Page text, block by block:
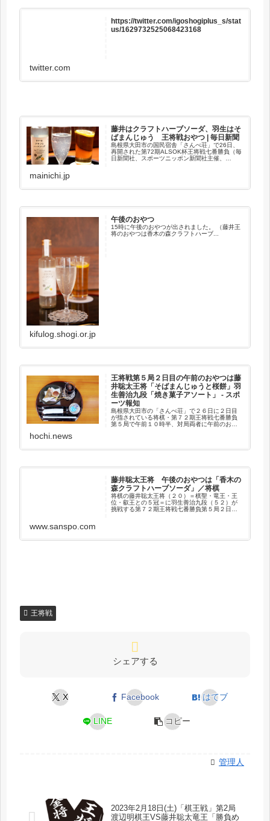
https://twitter.com/igoshogiplus_s/stat
us/1629732525068423168
twitter.com
藤井はクラフトハーブソーダ、羽生はそ
ばまんじゅう 王将戦おやつ | 毎日新聞
島根県大田市の国民宿舎「さんべ荘」で26日、
再開された第72期ALSOK杯王将戦七番勝負（毎
日新聞社、スポーツニッポン新聞社主催、
mainichi.jp
午後のおやつ
15時に午後のおやつが出されました。 （藤井王
将のおやつは香木の森クラフトハーブ...
kifulog.shogi.or.jp
王将戦第５局２日目の午前のおやつは藤
井聡太王将「そばまんじゅうと桜餅」羽
生善治九段「焼き菓子アソート」 - スポ
ーツ報知
島根県大田市の「さんべ荘」で２６日に２日目
が指されている将棋・第７２期王将戦七番勝負
第５局で午前１０時半、対局両者に午前のおや
hochi.news
藤井聡太王将 午後のおやつは「香木の
森クラフトハーブソーダ」／将棋
将棋の藤井聡太王将（２０）＝棋聖・竜王・王
位・叡王との５冠＝に羽生善治九段（５２）が
挑戦する第７２期王将戦七番勝負第５局２日目
www.sanspo.com
王将戦
シェアする
X Facebook はてブ
LINE コピー
管理人
2023年2月18日(土)「棋王戦」第2局
渡辺明棋王VS藤井聡太竜王「勝負め